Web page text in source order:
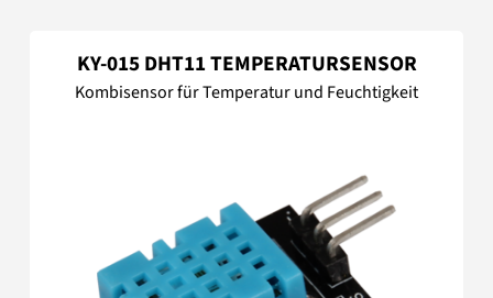
KY-015 DHT11 TEMPERATURSENSOR
Kombisensor für Temperatur und Feuchtigkeit